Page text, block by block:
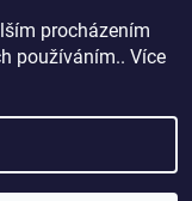
procházením
používáním.. Více
práva vyhrazena.